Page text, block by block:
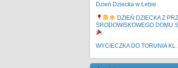
Dzień Dziecka w Łebie
DZIEŃ DZIECKA Z
ŚRODOWISKOWEGO DOMU
WYCIECZKA DO TORUNIA KL.